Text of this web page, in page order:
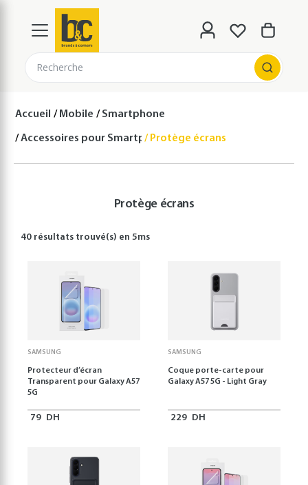
Recherche
Accueil Mobile Smartphone
Accessoires pour SmartphonesProtège écrans
Protège écrans
40 résultats trouvé(s) en5ms
SAMSUNG
Protecteur d’écran
Transparent pour Galaxy A57
5G
79 DH
SAMSUNG
Coque porte-carte pour
Galaxy A57 5G - Light Gray
229 DH